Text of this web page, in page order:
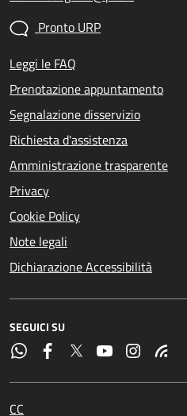
Pronto URP
Leggi le FAQ
Prenotazione appuntamento
Segnalazione disservizio
Richiesta d'assistenza
Amministrazione trasparente
Privacy
Cookie Policy
Note legali
Dichiarazione Accessibilità
SEGUICI SU
CC